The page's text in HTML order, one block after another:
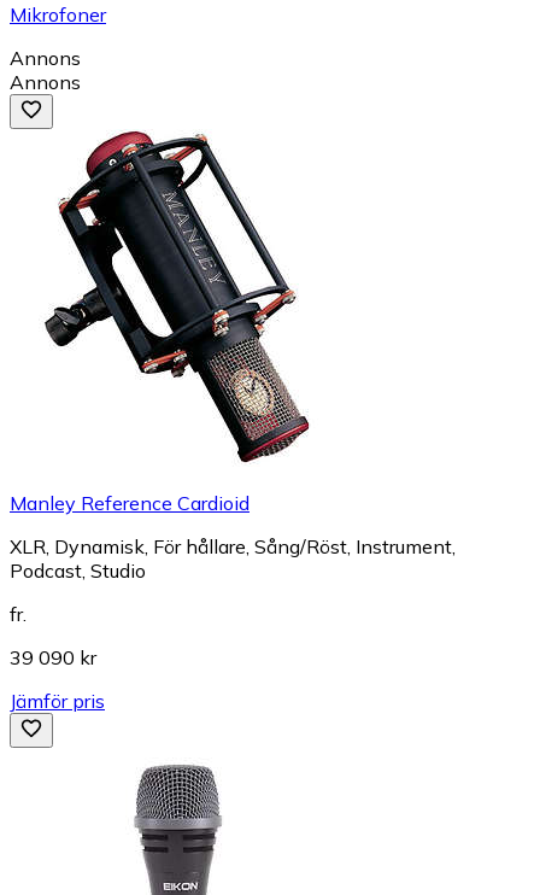
Mikrofoner
Annons
Annons
Manley Reference Cardioid
XLR, Dynamisk, För hållare, Sång/Röst, Instrument,
Podcast, Studio
fr.
39 090 kr
Jämför pris